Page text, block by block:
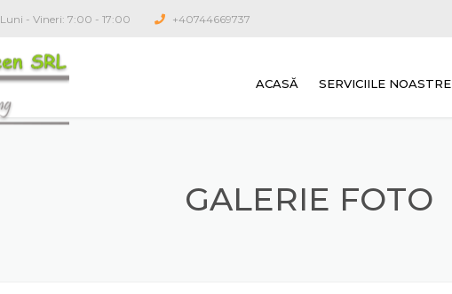
Luni - Vineri: 7:00 - 17:00 +40744669737
ACASĂ SERVICIILE NOASTRE
GALERIE FOTO